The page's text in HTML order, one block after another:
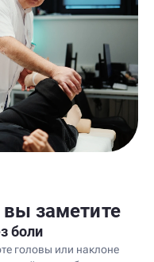
заметите
боли
головы или наклоне